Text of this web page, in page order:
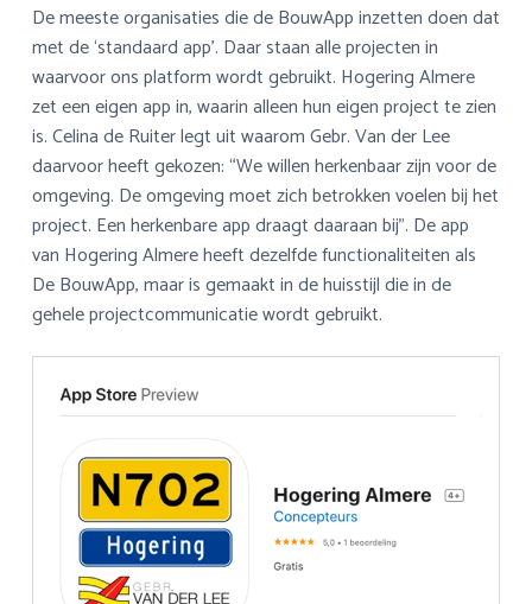
De meeste organisaties die de BouwApp inzetten doen dat
met de ‘standaard app’. Daar staan alle projecten in
waarvoor ons platform wordt gebruikt. Hogering Almere
zet een eigen app in, waarin alleen hun eigen project te zien
is. Celina de Ruiter legt uit waarom Gebr. Van der Lee
daarvoor heeft gekozen: “We willen herkenbaar zijn voor de
omgeving. De omgeving moet zich betrokken voelen bij het
project. Een herkenbare app draagt daaraan bij”. De app
van Hogering Almere heeft dezelfde functionaliteiten als
De BouwApp, maar is gemaakt in de huisstijl die in de
gehele projectcommunicatie wordt gebruikt.